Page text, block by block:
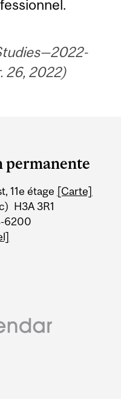
26, 2022)
permanente
11e étage [Carte]
H3A 3R1
6200